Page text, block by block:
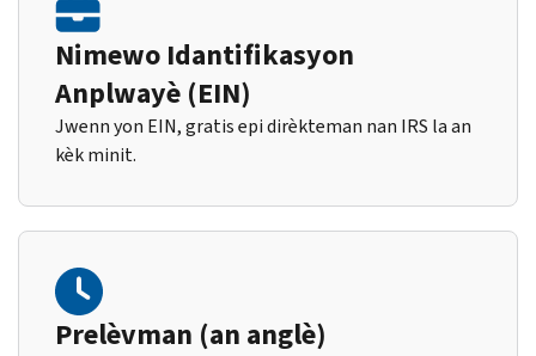
Nimewo Idantifikasyon
Anplwayè (EIN)
Jwenn yon EIN, gratis epi dirèkteman nan IRS la an
kèk minit.
Prelèvman (an anglè)